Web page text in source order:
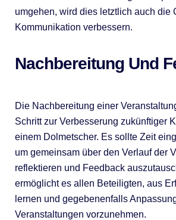
umgehen, wird dies letztlich auch die
Kommunikation verbessern.
Nachbereitung Und
Die Nachbereitung einer
Schritt zur Verbesserung zukünftiger
einem Dolmetscher. Es sollte Zeit
um gemeinsam über den Verlauf der
reflektieren und Feedback
ermöglicht es allen Beteiligten, aus
lernen und gegebenenfalls
Veranstaltungen vorzunehmen.